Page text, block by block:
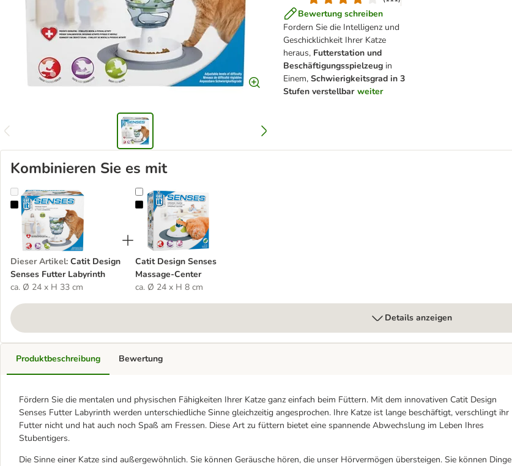
Bewertung schreiben
Fordern Sie die Intelligenz und
Geschicklichkeit Ihrer Katze
heraus, Futterstation und
Beschäftigungsspielzeugin
Einem, Schwierigkeitsgrad in 3
Stufen verstellbar weiter
Kombinieren Sie es mit
Catit Design Senses Futter Labyrinth
Dieser Artikel: Catit Design
Senses Futter Labyrinth
ca. Ø 24 x H 33 cm
Catit Design Senses Massage-Center
Catit Design Senses
Massage-Center
ca. Ø 24 x H 8 cm
Details anzeigen
Produktbeschreibung
Fördern Sie die mentalen und physischen Fähigkeiten Ihrer Katze ganz einfach beim Füttern. Mit dem innovativen Catit Design
Senses Futter Labyrinth werden unterschiedliche Sinne gleichzeitig angesprochen. Ihre Katze ist lange beschäftigt, verschlingt ihr
Futter nicht und hat auch noch Spaß am Fressen. Diese Art zu füttern bietet eine spannende Abwechslung im Leben Ihres
Stubentigers.
Die Sinne einer Katze sind außergewöhnlich. Sie können Geräusche hören, die unser Hörvermögen übersteigen. Sie können Dinge
Bewertung